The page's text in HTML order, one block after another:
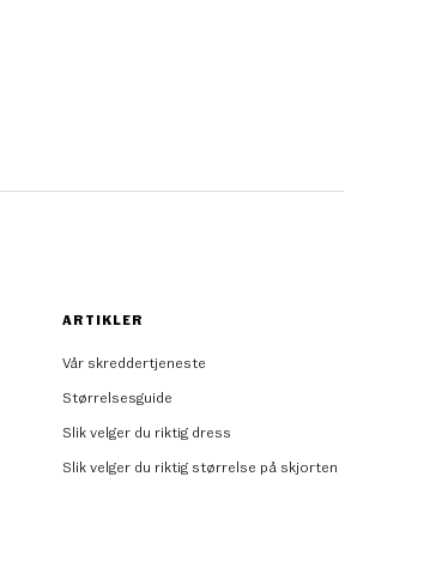
ARTIKLER
Vår skreddertjeneste
Størrelsesguide
Slik velger du riktig dress
Slik velger du riktig størrelse på skjorten